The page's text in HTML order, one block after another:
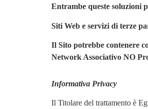
Entrambe queste soluzioni
Siti Web e servizi di terze
Il Sito potrebbe contenere
Network Associativo NO
Informativa Privacy
Il Titolare del trattamento è